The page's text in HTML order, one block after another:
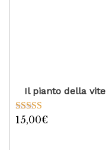
Il pianto della vite
Valutato
15,00€